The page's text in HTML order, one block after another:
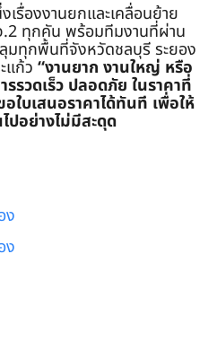
เรื่องงานยกและเคลื่อนย้าย
.2 ทุกคัน พร้อมทีมงานที่ผ่าน
มทุกพื้นที่จังหวัดชลบุรี ระยอง
แก้ว “งานยาก งานใหญ่ หรือ
รรวดเร็ว ปลอดภัย ในราคาที่
ใบเสนอราคาได้ทันที เพื่อให้
ปอย่างไม่มีสะดุด
ง
ง